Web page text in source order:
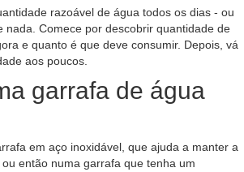
razoável de água todos os dias - ou
nada. Comece por descobrir quantidade de
e quanto é que deve consumir. Depois, vá
aos poucos.
garrafa de água
em aço inoxidável, que ajuda a manter a
então numa garrafa que tenha um